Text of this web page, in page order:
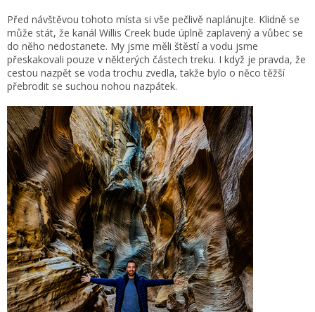
Před návštěvou tohoto místa si vše pečlivě naplánujte. Klidně se
může stát, že kanál Willis Creek bude úplně zaplavený a vůbec se
do něho nedostanete. My jsme měli štěstí a vodu jsme
přeskakovali pouze v některých částech treku. I když je pravda, že
cestou nazpět se voda trochu zvedla, takže bylo o něco těžší
přebrodit se suchou nohou nazpátek.